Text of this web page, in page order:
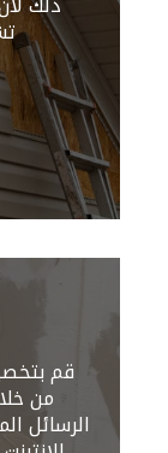
قم
من
الرسائل